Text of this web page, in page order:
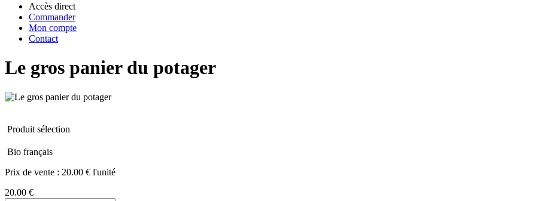
Accès direct
Commander
Mon compte
Contact
Le gros panier du potager
Produit sélection
Bio français
Prix de vente : 20.00 € l'unité
20.00 €